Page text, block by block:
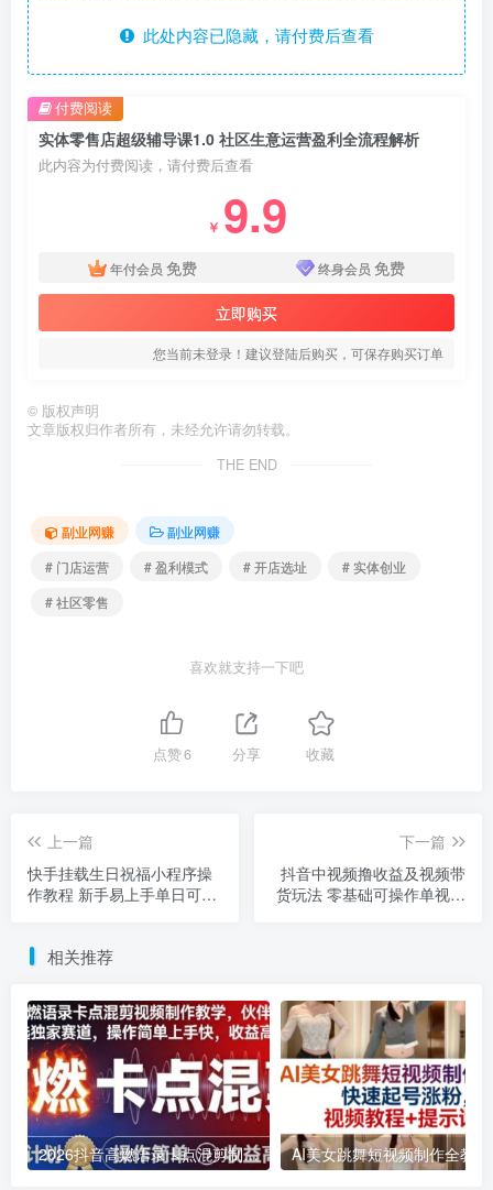
此处内容已隐藏，请付费后查看
实体零售店超级辅导课1.0 社区生意运营盈利全流程解析
此内容为付费阅读，请付费后查看
￥ 9.9
年付会员 免费 终身会员 免费
立即购买
您当前未登录！建议登陆后购买，可保存购买订单
付费阅读
© 版权声明
文章版权归作者所有，未经允许请勿转载。
THE END
副业网赚
副业网赚
# 门店运营
# 盈利模式 # 开店选址
# 实体创业
# 社区零售
喜欢就支持一下吧
点赞6 分享 收藏
上一篇
快手挂载生日祝福小程序操
作教程 新手易上手单日可赚
下一篇
抖音中视频撸收益及视频带
货玩法 零基础可操作单视频
相关推荐
2026抖音高燃语录卡点混剪制作教学 伙伴计划低门槛增收教程